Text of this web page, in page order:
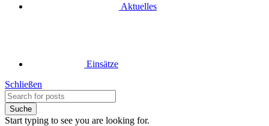
Aktuelles
Einsätze
Schließen
Suche
Start typing to see you are looking for.